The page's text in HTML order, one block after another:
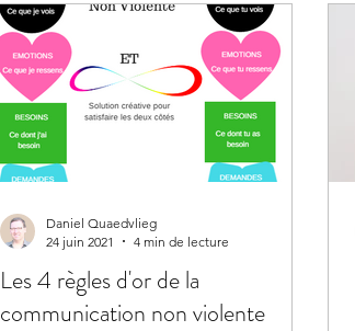
Les 4 règles d'or de la
communication non violente
Daniel Quaedvlieg
24 juin 2021
4 min de lecture